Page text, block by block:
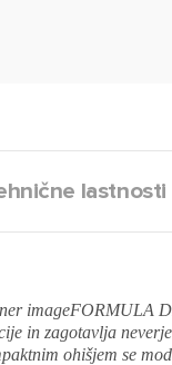
lastnosti
imageFORMULA
in zagotavlja
ohišjem se